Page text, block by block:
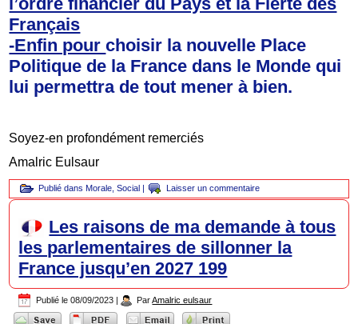
Français
-Enfin pourchoisir la nouvelle Place
Politique de la France dans le Monde qui
lui permettra de tout mener à bien.
Soyez-en profondément remerciés
Amalric Eulsaur
Publié dans Morale ,Social | Laisser un commentaire
Les raisons de ma demande à tous
les parlementaires de sillonner la
France jusqu’en 2027 199
Publié le 08/09/2023 | Par Amalric eulsaur